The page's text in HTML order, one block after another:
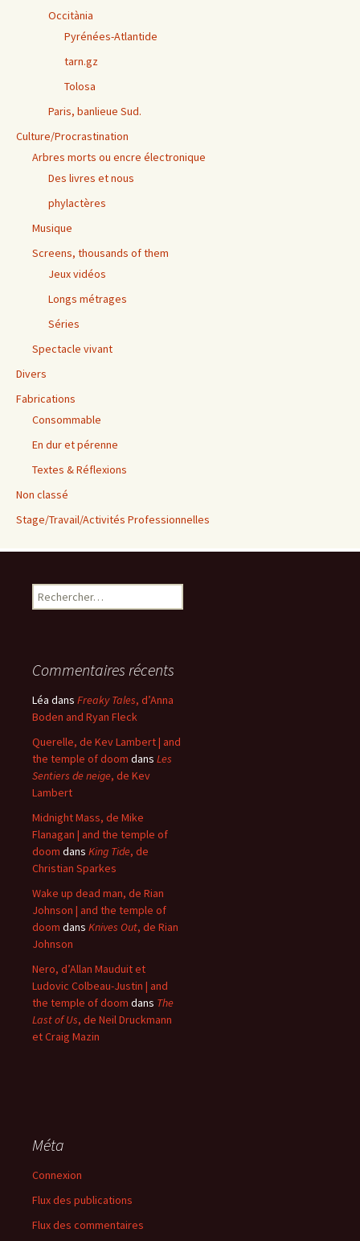
Occitània
Pyrénées-Atlantide
tarn.gz
Tolosa
Paris, banlieue Sud.
Culture/Procrastination
Arbres morts ou encre électronique
Des livres et nous
phylactères
Musique
Screens, thousands of them
Jeux vidéos
Longs métrages
Séries
Spectacle vivant
Divers
Fabrications
Consommable
En dur et pérenne
Textes & Réflexions
Non classé
Stage/Travail/Activités Professionnelles
Rechercher :
Commentaires récents
Léa dans Freaky Tales, d’Anna
Boden and Ryan Fleck
Querelle, de Kev Lambert | and
the temple of doom dans Les
Sentiers de neige, de Kev
Lambert
Midnight Mass, de Mike
Flanagan | and the temple of
doom dans King Tide, de
Christian Sparkes
Wake up dead man, de Rian
Johnson | and the temple of
doom dans Knives Out, de Rian
Johnson
Nero, d’Allan Mauduit et
Ludovic Colbeau-Justin | and
the temple of doom dans The
Last of Us, de Neil Druckmann
et Craig Mazin
Méta
Connexion
Flux des publications
Flux des commentaires